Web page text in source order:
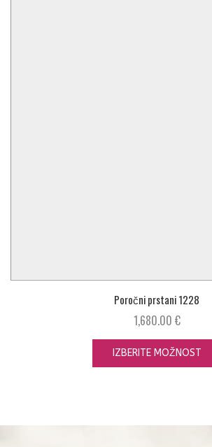
Poročni prstani 1228
1,680.00 €
IZBERITE MOŽNOST